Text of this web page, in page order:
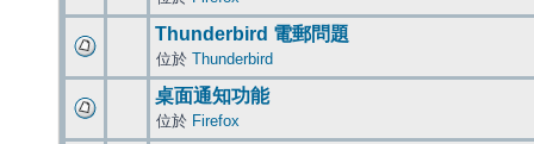
Thunderbird 電郵問題
位於 Thunderbird
桌面通知功能
位於 Firefox